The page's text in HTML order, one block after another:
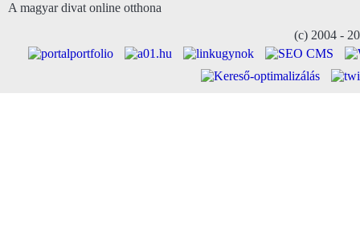
A magyar divat online otthona
(c) 2004 -